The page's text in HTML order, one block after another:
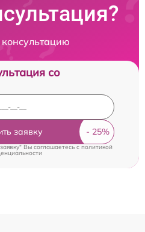
со
заявку
Вы соглашаетесь cполитикой